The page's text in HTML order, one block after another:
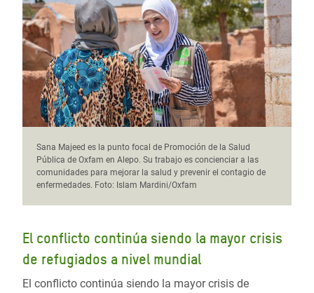
Sana Majeed es la punto focal de Promoción de la Salud
Pública de Oxfam en Alepo. Su trabajo es concienciar a las
comunidades para mejorar la salud y prevenir el contagio de
enfermedades. Foto: Islam Mardini/Oxfam
El conflicto continúa siendo la mayor crisis
de refugiados a nivel mundial
El conflicto continúa siendo la mayor crisis de